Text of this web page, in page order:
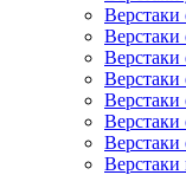
Верстаки
Верстаки
Верстаки